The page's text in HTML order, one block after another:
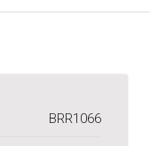
BRR1066